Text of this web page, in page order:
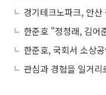
관심과 경험을 일거리